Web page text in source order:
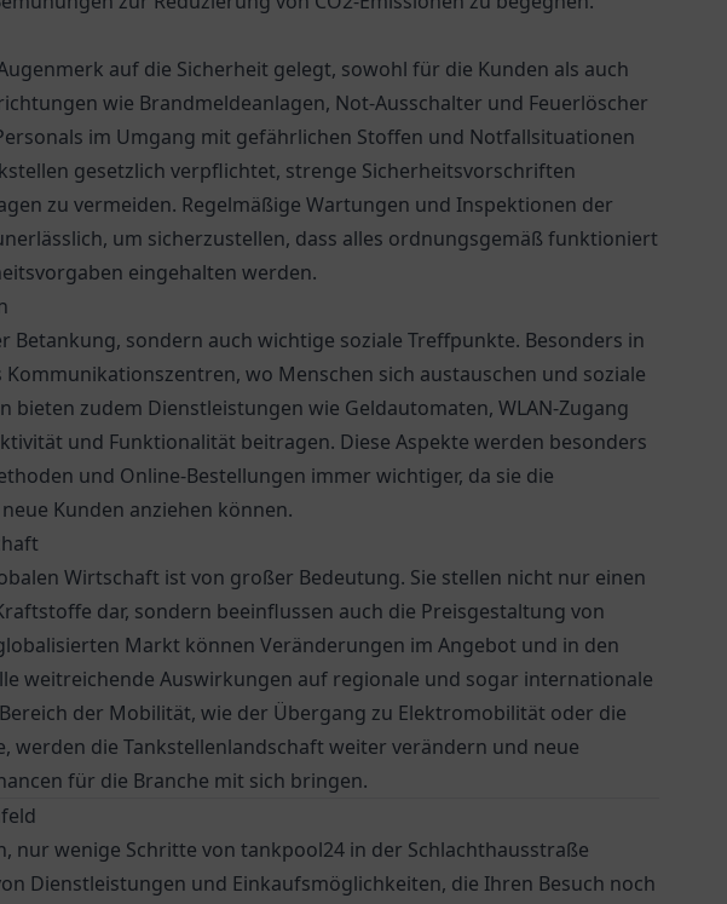
auf die Sicherheit gelegt, sowohl für die Kunden als auch
wie Brandmeldeanlagen, Not-Ausschalter und Feuerlöscher
im Umgang mit gefährlichen Stoffen und Notfallsituationen
gesetzlich verpflichtet, strenge Sicherheitsvorschriften
zu vermeiden. Regelmäßige Wartungen und Inspektionen der
um sicherzustellen, dass alles ordnungsgemäß funktioniert
eingehalten werden.
Betankung, sondern auch wichtige soziale Treffpunkte. Besonders in
wo Menschen sich austauschen und soziale
bieten zudem Dienstleistungen wie Geldautomaten, WLAN-Zugang
und Funktionalität beitragen. Diese Aspekte werden besonders
und Online-Bestellungen immer wichtiger, da sie die
Kunden anziehen können.
Wirtschaft ist von großer Bedeutung. Sie stellen nicht nur einen
dar, sondern beeinflussen auch die Preisgestaltung von
Markt können Veränderungen im Angebot und in den
weitreichende Auswirkungen auf regionale und sogar internationale
der Mobilität, wie der Übergang zu Elektromobilität oder die
werden die Tankstellenlandschaft weiter verändern und neue
für die Branche mit sich bringen.
nur wenige Schritte von tankpool24 in der Schlachthausstraße
Dienstleistungen und Einkaufsmöglichkeiten, die Ihren Besuch noch